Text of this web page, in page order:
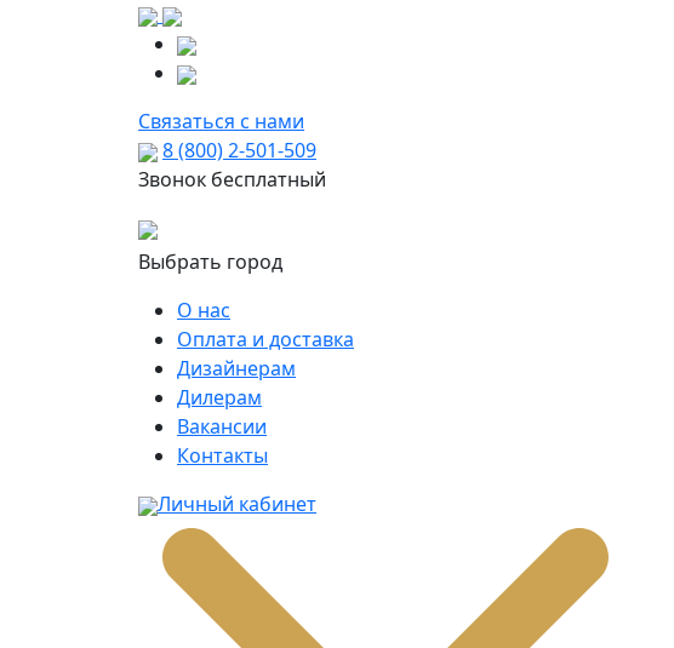
Связаться с нами
8 (800) 2-501-509
Звонок бесплатный
Выбрать город
О нас
Оплата и доставка
Дизайнерам
Дилерам
Вакансии
Контакты
Личный кабинет